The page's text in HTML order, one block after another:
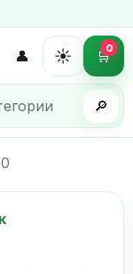
🔎
👤 ☀️ 🛒0